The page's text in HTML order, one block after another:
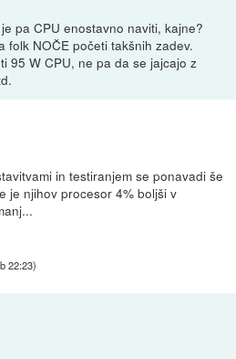
pa CPU enostavno naviti, kajne?
folk NOČE početi takšnih zadev.
95 W CPU, ne pa da se jajcajo z
in testiranjem se ponavadi še
je njihov procesor 4% boljši v
22:23)